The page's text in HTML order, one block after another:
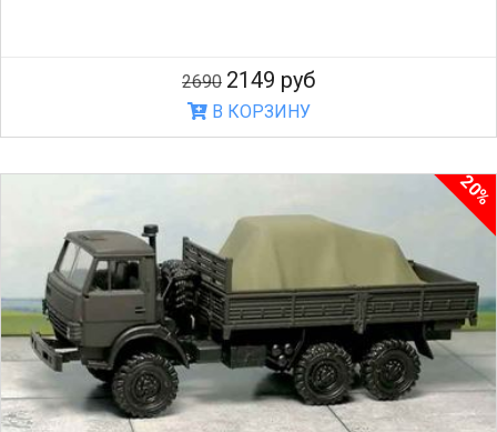
2690 2149 руб
В КОРЗИНУ
20%